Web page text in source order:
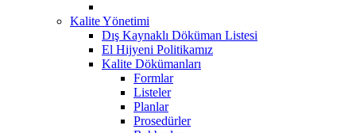
Kalite Yönetimi
Dış Kaynaklı Döküman Listesi
El Hijyeni Politikamız
Kalite Dökümanları
Formlar
Listeler
Planlar
Prosedürler